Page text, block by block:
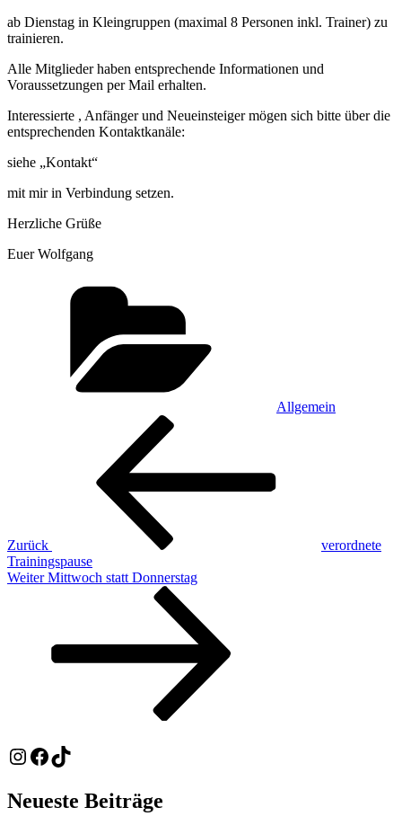
ab Dienstag in Kleingruppen (maximal 8 Personen inkl. Trainer) zu
trainieren.
Alle Mitglieder haben entsprechende Informationen und
Voraussetzungen per Mail erhalten.
Interessierte , Anfänger und Neueinsteiger mögen sich bitte über die
entsprechenden Kontaktkanäle:
siehe „Kontakt“
mit mir in Verbindung setzen.
Herzliche Grüße
Euer Wolfgang
Allgemein
Beitragsnavigation
Zurück
verordnete
Trainingspause
Nächster
Weiter Mittwoch statt Donnerstag
Instagram
Facebook
TikTok
Neueste Beiträge